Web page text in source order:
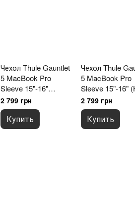
Чехол Thule Gauntlet
5 MacBook Pro
Sleeve 15"‑16"
(Black)
2 799 грн
Купить
Чехол Thule
5 MacBook Pro
Sleeve 15"‑16"
Green)
2 799 грн
Купить